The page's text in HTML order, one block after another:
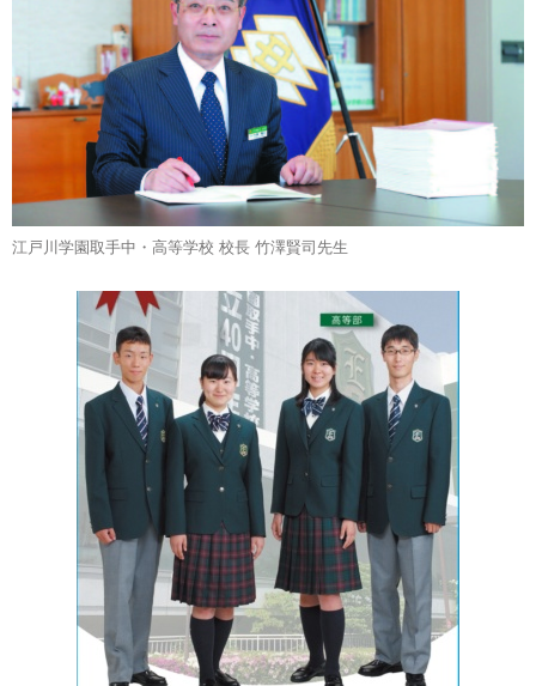
江戸川学園取手中・高等学校 校長 竹澤賢司先生